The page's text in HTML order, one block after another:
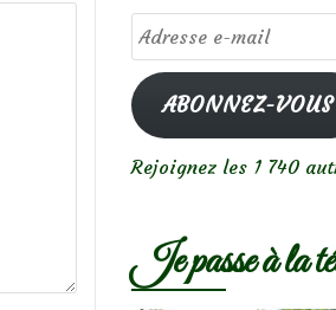
Adresse
e-
mailABONNEZ-VOUS
Rejoignez les 1 740
Je passe à la